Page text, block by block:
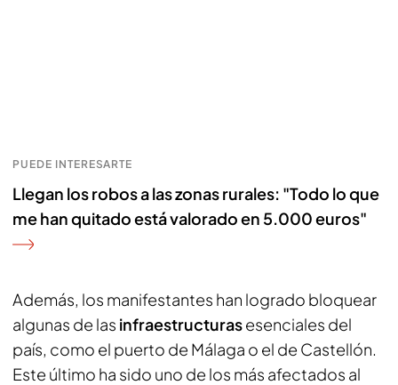
PUEDE INTERESARTE
Llegan los robos a las zonas rurales: "Todo lo que
me han quitado está valorado en 5.000 euros"
Además, los manifestantes han logrado bloquear
algunas de las infraestructurasesenciales del
país, como el puerto de Málaga o el de Castellón.
Este último ha sido uno de los más afectados al